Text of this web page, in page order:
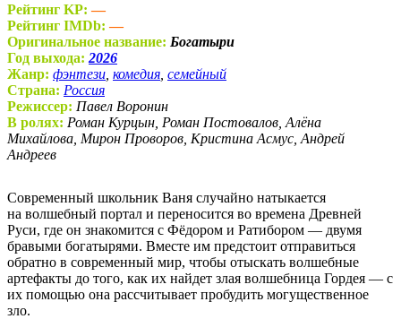
Рейтинг KP: —
Рейтинг IMDb: —
Оригинальное название: Богатыри
Год выхода: 2026
Жанр: фэнтези комедия семейный
Страна: Россия
Режиссер: Павел Воронин
В ролях: Роман Курцын, Роман Постовалов, Алёна
Михайлова, Мирон Проворов, Кристина Асмус, Андрей
Андреев
Современный школьник Ваня случайно натыкается
на волшебный портал и переносится во времена Древней
Руси, где он знакомится с Фёдором и Ратибором — двумя
бравыми богатырями. Вместе им предстоит отправиться
обратно в современный мир, чтобы отыскать волшебные
артефакты до того, как их найдет злая волшебница Гордея — с
их помощью она рассчитывает пробудить могущественное
зло.